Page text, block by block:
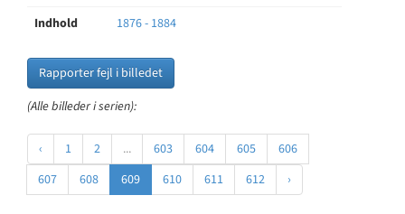
Indhold
1876 - 1884
Rapporter fejl i billedet
(Alle billeder i serien):
‹ 1 2 ... 603 604 605
606
607
608 609 610 611 612 ›